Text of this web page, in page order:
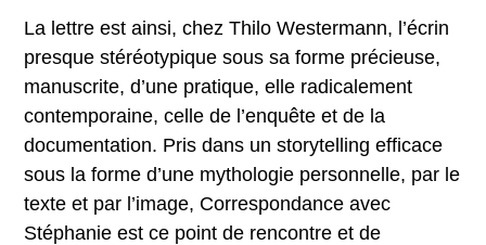
La lettre est ainsi, chez Thilo Westermann, l’écrin
presque stéréotypique sous sa forme précieuse,
manuscrite, d’une pratique, elle radicalement
contemporaine, celle de l’enquête et de la
documentation. Pris dans un storytelling efficace
sous la forme d’une mythologie personnelle, par le
texte et par l’image, Correspondance avec
Stéphanie est ce point de rencontre et de